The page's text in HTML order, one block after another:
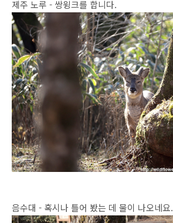
제주 노루 - 쌍윙크를 합니다.
음수대 - 혹시나 틀어 봤는 데 물이 나오네요.